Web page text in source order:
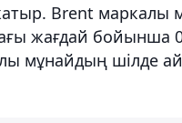
Brent
жағдай бойынша
мұнайдың шілде